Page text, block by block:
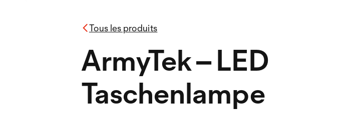
Tous les produits
ArmyTek – LED
Taschenlampe